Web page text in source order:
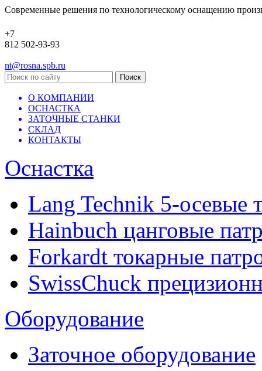
Современные решения по технологическому оснащению
+7
812 502-93-93
nt@rosna.spb.ru
О КОМПАНИИ
ОСНАСТКА
ЗАТОЧНЫЕ СТАНКИ
СКЛАД
КОНТАКТЫ
Оснастка
Lang Technik 5-осевые
Hainbuch цанговые
Forkardt токарные
SwissChuck
Оборудование
Заточное оборудование